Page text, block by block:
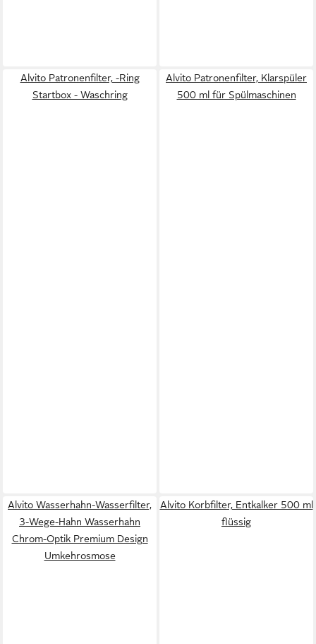
Alvito Patronenfilter, -Ring
Startbox - Waschring
Alvito Patronenfilter, Klarspüler
500 ml für Spülmaschinen
Alvito Wasserhahn-Wasserfilter,
3-Wege-Hahn Wasserhahn
Chrom-Optik Premium Design
Umkehrosmose
Alvito Korbfilter, Entkalker 500 ml
flüssig